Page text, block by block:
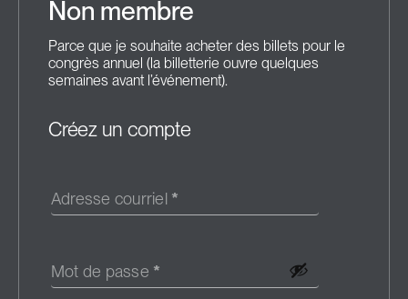
Non membre
Parce que je souhaite acheter des billets pour le
congrès annuel (la billetterie ouvre quelques
semaines avant l’événement).
Créez un compte
Adresse courriel *
Mot de passe *